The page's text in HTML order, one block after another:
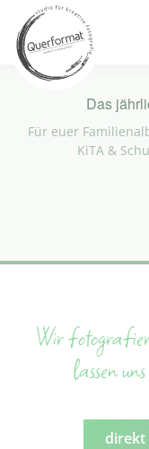
Das
Für euer
KiTA &
Wir
lassen
direkt